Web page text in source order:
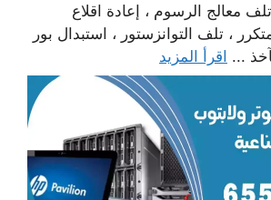
تلف معالج الرسوم ، إعادة اقلاع
، تلف التوانزستور ، استبدال بور
... اقرأ المزيد